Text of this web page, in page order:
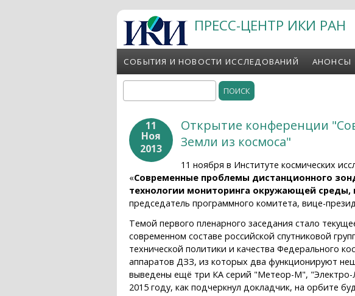
Перейти к основному содержанию ПРЕСС-ЦЕНТР ИКИ РАН
СОБЫТИЯ И НОВОСТИ ИССЛЕДОВАНИЙ АНОНСЫ
Форма поиска
11
Ноя
2013
Открытие конференции
Земли из космоса"
11 ноября в Институте космических
«Современные проблемы дистанционного
технологии мониторинга окружающей
председатель программного комитета, вице-
Темой первого пленарного заседания стало
современном составе российской спутниковой
технической политики и качества Федерального
аппаратов ДЗЗ, из которых два функционируют
выведены ещё три КА серий "Метеор-М", "Электро-
2015 году, как подчеркнул докладчик, на орбите